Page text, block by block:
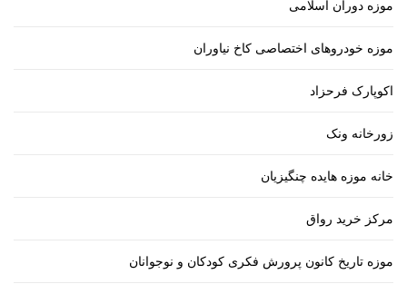
موزه دوران اسلامی
موزه خودروهای اختصاصی کاخ نیاوران
اکوپارک فرحزاد
زورخانه ونک
خانه موزه هایده چنگیزیان
مرکز خرید رواق
موزه تاریخ کانون پرورش فکری کودکان و نوجوانان